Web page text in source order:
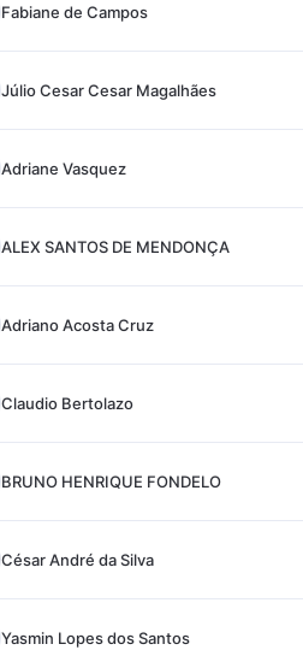
Fabiane de Campos
Júlio Cesar Cesar Magalhães
Adriane Vasquez
ALEX SANTOS DE MENDONÇA
Adriano Acosta Cruz
Claudio Bertolazo
BRUNO HENRIQUE FONDELO
César André da Silva
Yasmin Lopes dos Santos